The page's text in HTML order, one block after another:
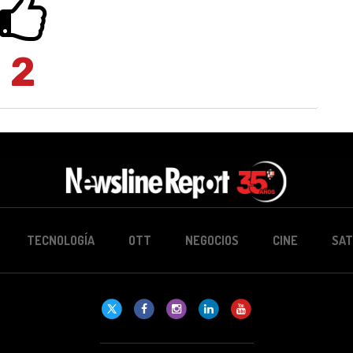
2
TECNOLOGÍA OTT NEGOCIOS CINE